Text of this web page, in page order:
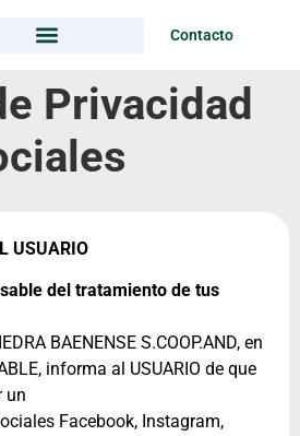
Contacto
Privacidad
USUARIO
del tratamiento de tus
BAENENSE S.COOP.AND, en
informa al USUARIO de que
un
Facebook, Instagram,